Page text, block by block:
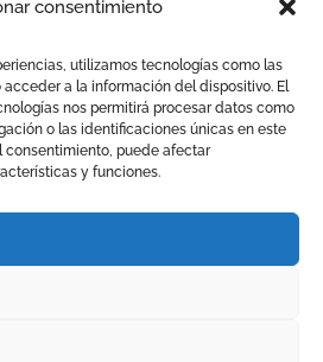
consentimiento
utilizamos tecnologías como las
a la información del dispositivo. El
nos permitirá procesar datos como
o las identificaciones únicas en este
consentimiento, puede afectar
y funciones.
los derechos reservados